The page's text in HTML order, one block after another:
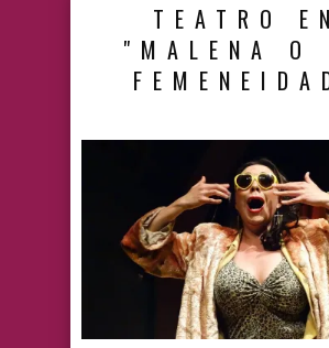
TEATRO EN
"MALENA O